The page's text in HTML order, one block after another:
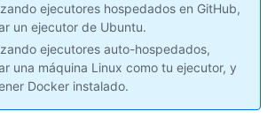
ejecutores hospedados en GitHub,
un ejecutor de Ubuntu.
ejecutores auto-hospedados,
una máquina Linux como tu ejecutor, y
Docker instalado.